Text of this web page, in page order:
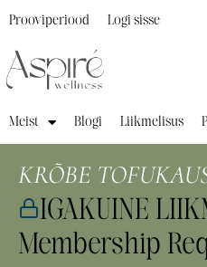
Meist Blogi Liikmelisus
Prooviperiood Logi sisse
KRÕBE
IGAKUINE
Membership